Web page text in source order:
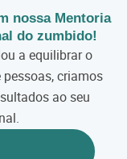
nossa Mentoria
do zumbido!
a equilibrar o
criamos
ao seu